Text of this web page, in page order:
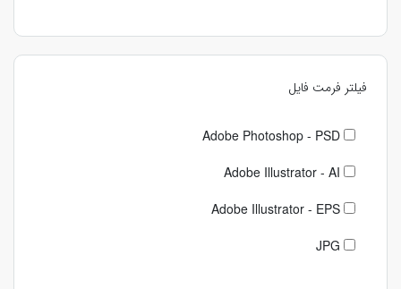
فیلتر فرمت فایل
Adobe Photoshop - PSD
Adobe Illustrator - AI
Adobe Illustrator - EPS
JPG